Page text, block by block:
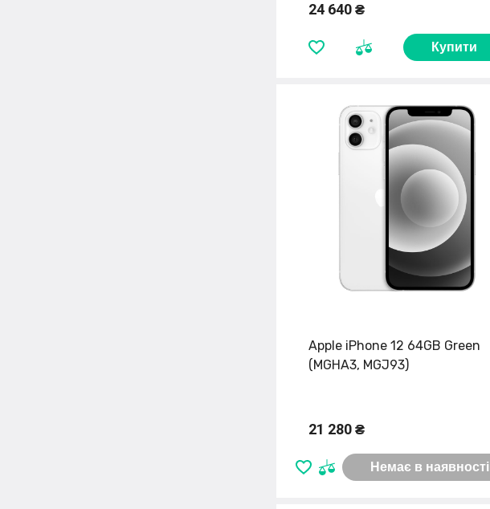
24 640 ₴
Купити
Apple iPhone 12 64GB Green
(MGHA3, MGJ93)
21 280 ₴
Немає в наявності